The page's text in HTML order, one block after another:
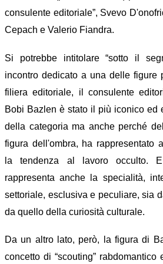
consulente editoriale”, Svevo
Cepach e Valerio Fiandra.
Si potrebbe intitolare “sotto il
incontro dedicato a una delle figure
filiera editoriale, il consulente
Bobi Bazlen è stato il più iconico ed
della categoria ma anche perché
figura dell'ombra, ha rappresentato
la tendenza al lavoro occulto.
rappresenta anche la specialità,
settoriale, esclusiva e peculiare, sia
da quello della curiosità culturale.
Da un altro lato, però, la figura di
concetto di “scouting”